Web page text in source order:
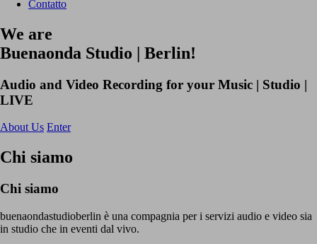
Contatto
We are
Buenaonda Studio | Berlin!
Audio and Video Recording for your Music | Studio |
LIVE
About Us Enter
Chi siamo
Chi siamo
buenaondastudioberlin è una compagnia per i servizi audio e video sia
in studio che in eventi dal vivo.